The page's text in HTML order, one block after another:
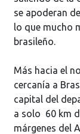
se apoderan
lo que mucho
brasileño.
Más hacia el
cercanía a
capital del
a solo 60 km
márgenes del